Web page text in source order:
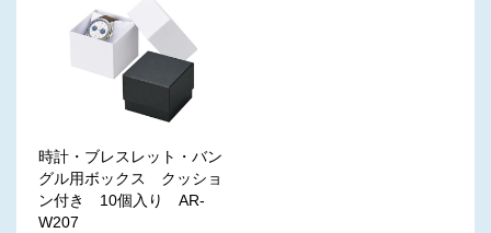
時計・ブレスレット・バン
グル用ボックス クッショ
ン付き 10個入り AR-
W207